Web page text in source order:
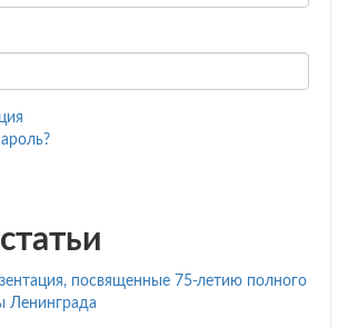
посвященные 75-летию полного
Ленинграда